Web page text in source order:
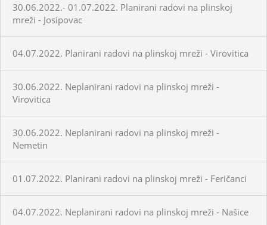
30.06.2022.- 01.07.2022. Planirani radovi na plinskoj
mreži - Josipovac
04.07.2022. Planirani radovi na plinskoj mreži - Virovitica
30.06.2022. Neplanirani radovi na plinskoj mreži -
Virovitica
30.06.2022. Neplanirani radovi na plinskoj mreži -
Nemetin
01.07.2022. Planirani radovi na plinskoj mreži - Feričanci
04.07.2022. Neplanirani radovi na plinskoj mreži - Našice